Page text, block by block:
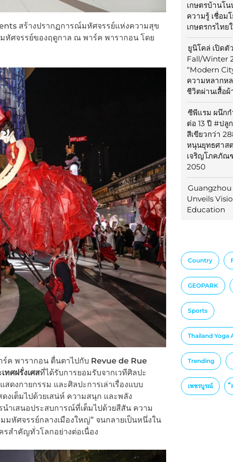
เกษตรบ้านโน
ความรู้ เชื่อม
เกษตรกรไทย
ยูนิโคล่ เปิดตั
Fall/Winter
“Modern
ความหลากห
ชีวิตผ่านเสื้อ
ซีพีแรม ผนึก
ต่อ 13 ปี #ปลู
สีเขียวกว่า
หนุนยุทธศาส
เจริญโภคภัณ
2050
Unveils
Education
Country
GEOPARK
Sports
Thailand Yoga
Trending
เพชรบูรณ์
สร้างปรากฏการณ์มหัศจรรย์แห่งความสุข
หัศจรรย์ของฤดูกาล ณ พาร์ค พารากอน โดย
ค พารากอน ตื่นตาไปกับ Revue de Rue
ศฝรั่งเศสที่ได้รับการยอมรับจากเวทีศิลปะ
ดงกายกรรม และศิลปะการเล่าเรื่องแบบ
เต็มไปด้วยเสน่ห์ ความสนุก และพลัง
ำเสนอประสบการณ์ที่เต็มไปด้วยสีสัน ความ
มหัศจรรย์กลางเมืองใหญ่” จนกลายเป็นหนึ่งใน
สำคัญทั่วโลกอย่างต่อเนื่อง